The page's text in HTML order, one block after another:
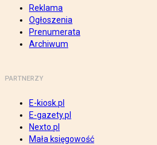
Reklama
Ogłoszenia
Prenumerata
Archiwum
PARTNERZY
E-kiosk.pl
E-gazety.pl
Nexto.pl
Mała księgowość